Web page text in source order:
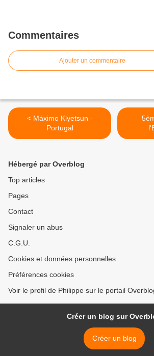
Commentaires
Ajouter un commentaire
< Máximo Klyetsun -
Portugal
Hébergé par Overblog
Top articles
Pages
Contact
Signaler un abus
C.G.U.
Cookies et données personnelles
Préférences cookies
Voir le profil de Philippe sur le portail
Créer un blog sur
Créer un blog